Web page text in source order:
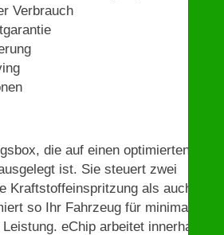
Verbrauch
die auf einen optimierten
ist. Sie steuert zwei
Kraftstoffeinspritzung als auch
so Ihr Fahrzeug für minimalen
eChip arbeitet innerhalb